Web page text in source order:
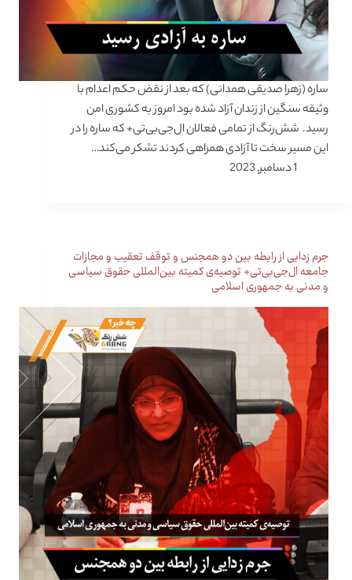
ساره (زهرا صدیقی همدانی) که بعد از نقض حکم اعدام با
وثیقه سنگین از زندان آزاد شده بود امروز به کشوری امن
رسید. شش‌رنگ از تمامی فعالان ال‌جی‌بی‌تی+ که ساره را در
این مسیر سخت تا آزادی همراهی کردند تشکر می‌کند…
1 دسامبر, 2023
جرم زدایی از رابطه بین دو همجنس و توقف تعقیب و مجازات
جامعه ال‌جی‌بی‌تی+ توصیه‌ی کمیته بین‌المللی حقوق سیاسی
و مدنی به جمهوری اسلامی